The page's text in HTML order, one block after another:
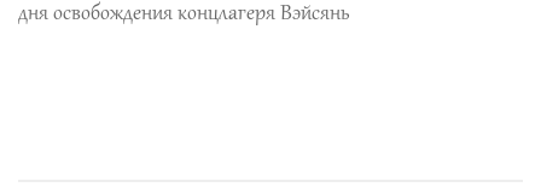
дня освобождения концлагеря Вэйсянь